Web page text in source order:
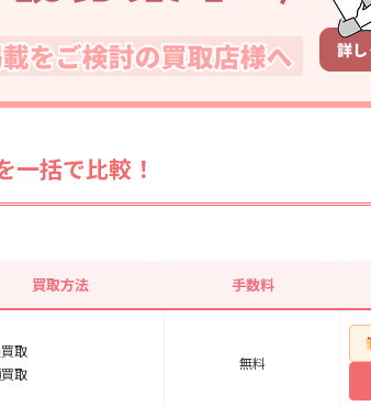
定を受ける
を売却できますか？
うに行われますか？
一括で比較！
買取方法 手数料
取
取
無料